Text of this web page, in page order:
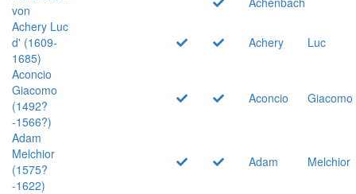
von
Achery Luc
d' (1609-
1685)
Achery
Luc
Aconcio
Giacomo
(1492?
-1566?)
Aconcio Giacomo
Adam
Melchior
(1575?
-1622)
Adam Melchior